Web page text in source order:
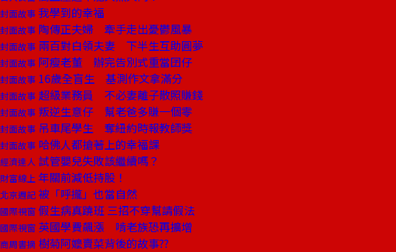
封面故事 我學到的幸福
封面故事 陶傳正夫婦 牽手走出憂鬱風暴
封面故事 兩百對白領夫妻 下半生互助圓夢
封面故事 阿瘦老董 辦完告別式重當囝仔
封面故事 16歲全盲生 基測作文拿滿分
封面故事 超級業務員 不必妻離子散照賺錢
封面故事 叛逆生意仔 幫老爸多賺一個零
封面故事 吊車尾學生 奪紐約時報教師獎
封面故事 哈佛人都搶著上的幸福課
經濟達人 試管嬰兒失敗該繼續嗎？
財富線上 年關前減低持股！
北京週記 被「呼攏」也當自然
國際視窗 假生病真蹺班 三招不穿幫請假法
國際視窗 英國學費飆漲 啃老族恐再擴增
商周書摘 樹菊阿嬤賣菜背後的故事??